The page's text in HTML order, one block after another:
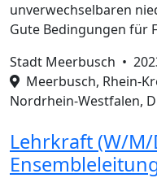
unverwechselbaren
Gute Bedingungen für
Stadt Meerbusch •
Meerbusch, Rhein-
Nordrhein-Westfalen,
Lehrkraft (W/